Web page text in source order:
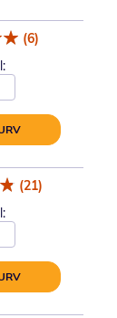
(6)
(21)